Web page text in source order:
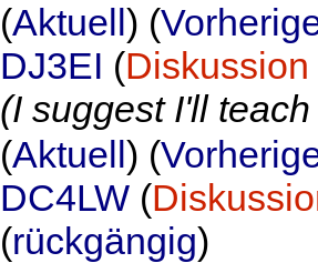
(Aktuell) (
DJ3EI (Diskussion
(I suggest I'll
(Aktuell) (
DC4LW (
(rückgängig)